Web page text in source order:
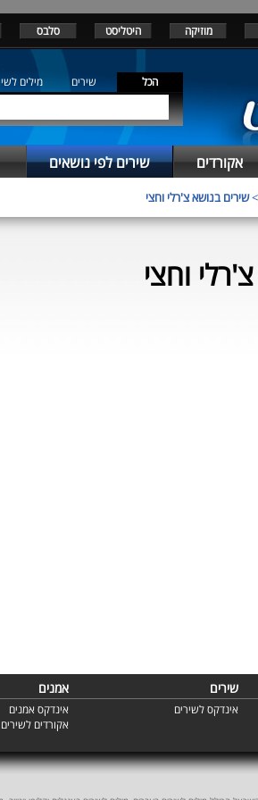
מוזיקה היטליסט סלבס
הכל שירים מילים
אקורדים שירים לפי נושאים
>שירים בנושא צ'רלי וחצי
וחצי
שירים אמנים
אינדקס לשירים
אינדקס אמנים
אקורדים לשירים